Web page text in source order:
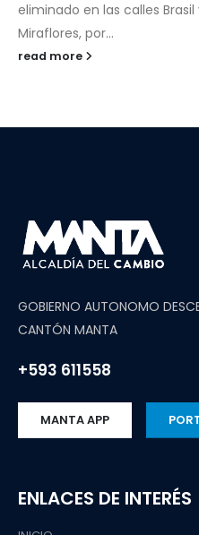
eliminado en las calles
Miraflores, por...
read more
GOBIERNO AUTONOMO
CANTÓN MANTA
+593 611558
MANTA APP
ENLACES DE INTERÉS